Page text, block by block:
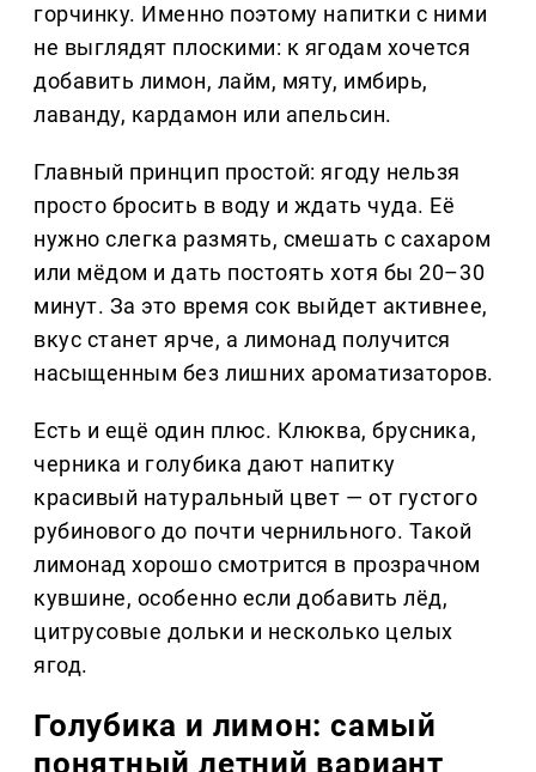
горчинку. Именно поэтому напитки с ними
не выглядят плоскими: к ягодам хочется
добавить лимон, лайм, мяту, имбирь,
лаванду, кардамон или апельсин.
Главный принцип простой: ягоду нельзя
просто бросить в воду и ждать чуда. Её
нужно слегка размять, смешать с сахаром
или мёдом и дать постоять хотя бы 20–30
минут. За это время сок выйдет активнее,
вкус станет ярче, а лимонад получится
насыщенным без лишних ароматизаторов.
Есть и ещё один плюс. Клюква, брусника,
черника и голубика дают напитку
красивый натуральный цвет — от густого
рубинового до почти чернильного. Такой
лимонад хорошо смотрится в прозрачном
кувшине, особенно если добавить лёд,
цитрусовые дольки и несколько целых
ягод.
Голубика и лимон: самый
понятный летний вариант